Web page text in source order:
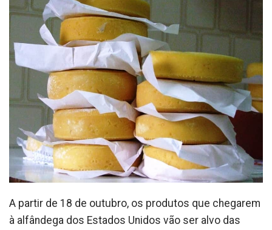
A partir de 18 de outubro, os produtos que chegarem
à alfândega dos Estados Unidos vão ser alvo das